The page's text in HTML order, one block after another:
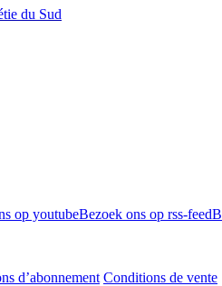
du Sud
op youtubeBezoek ons op rss-feed
d’abonnement Conditions de vente